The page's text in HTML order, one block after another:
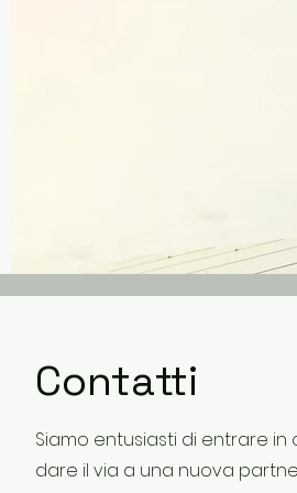
Contatti
Siamo entusiasti di entrare
dare il via a una nuova